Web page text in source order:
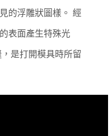
的浮雕狀圖樣。 經
表面產生特殊光
是打開模具時所留